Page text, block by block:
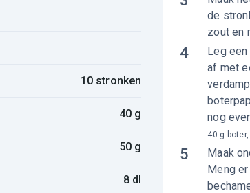
10 stronken
40 g
50 g
8 dl
de
zout en
4
Leg
af met
nog
5
Maak
Meng
40 g